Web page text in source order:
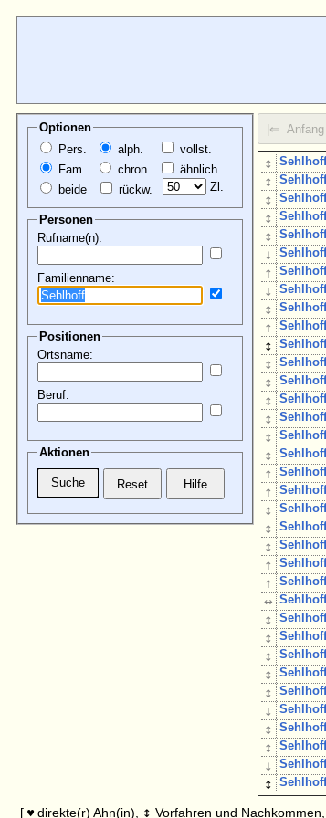
Optionen
Pers.
Fam.
beide
alph.
chron.
rückw.
vollst.
ähnlich
Zl.
Personen
Rufname(n):
Familienname:
Positionen
Ortsname:
Beruf:
Aktionen
↕
↕
↕
↕
↕
↓
↑
↓
↕
↑
↕
↕
↕
↕
↕
↕
↕
↑
↑
↕
↕
↕
↑
↑
↔
↕
↕
↕
↕
↕
↓
↕
↕
↓
↕
[ ♥ direkte(r) Ahn(in), ↕ Vorfahren und Nachkommen,